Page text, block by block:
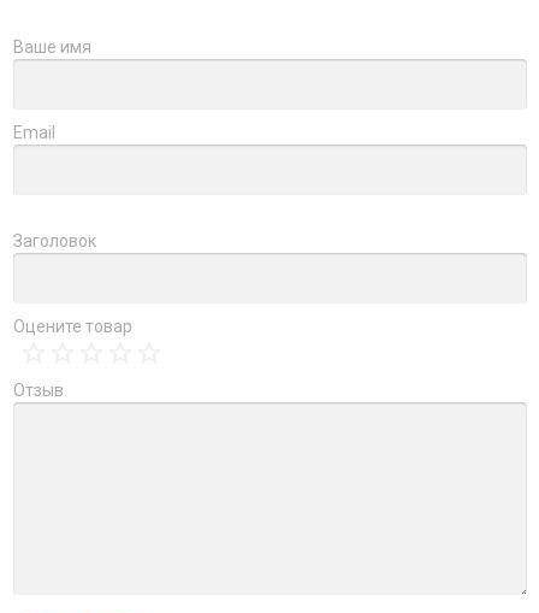
Ваше имя
Email
Заголовок
Оцените товар
Отзыв